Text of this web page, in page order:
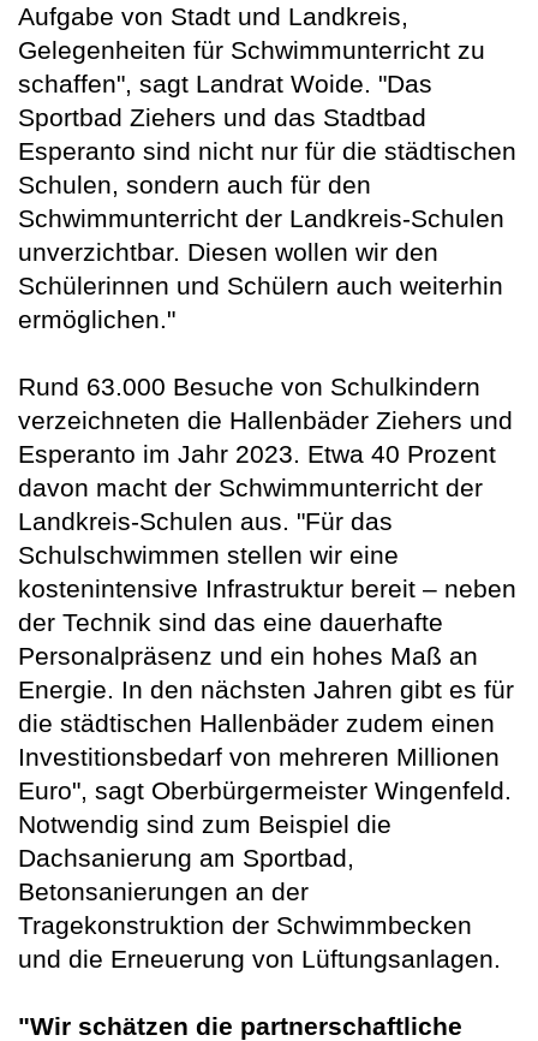
Aufgabe von Stadt und Landkreis,
Gelegenheiten für Schwimmunterricht zu
schaffen", sagt Landrat Woide. "Das
Sportbad Ziehers und das Stadtbad
Esperanto sind nicht nur für die städtischen
Schulen, sondern auch für den
Schwimmunterricht der Landkreis-Schulen
unverzichtbar. Diesen wollen wir den
Schülerinnen und Schülern auch weiterhin
ermöglichen."
Rund 63.000 Besuche von Schulkindern
verzeichneten die Hallenbäder Ziehers und
Esperanto im Jahr 2023. Etwa 40 Prozent
davon macht der Schwimmunterricht der
Landkreis-Schulen aus. "Für das
Schulschwimmen stellen wir eine
kostenintensive Infrastruktur bereit – neben
der Technik sind das eine dauerhafte
Personalpräsenz und ein hohes Maß an
Energie. In den nächsten Jahren gibt es für
die städtischen Hallenbäder zudem einen
Investitionsbedarf von mehreren Millionen
Euro", sagt Oberbürgermeister Wingenfeld.
Notwendig sind zum Beispiel die
Dachsanierung am Sportbad,
Betonsanierungen an der
Tragekonstruktion der Schwimmbecken
und die Erneuerung von Lüftungsanlagen.
"Wir schätzen die partnerschaftliche